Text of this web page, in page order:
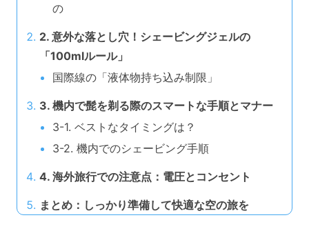
の
2. 意外な落とし穴！シェービングジェルの
「100mlルール」
国際線の「液体物持ち込み制限」
3. 機内で髭を剃る際のスマートな手順とマナー
3-1. ベストなタイミングは？
3-2. 機内でのシェービング手順
4. 海外旅行での注意点：電圧とコンセント
まとめ：しっかり準備して快適な空の旅を